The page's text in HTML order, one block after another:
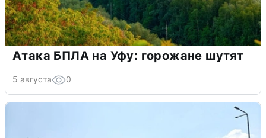
Атака БПЛА на Уфу: горожане шутят
5 августа 0